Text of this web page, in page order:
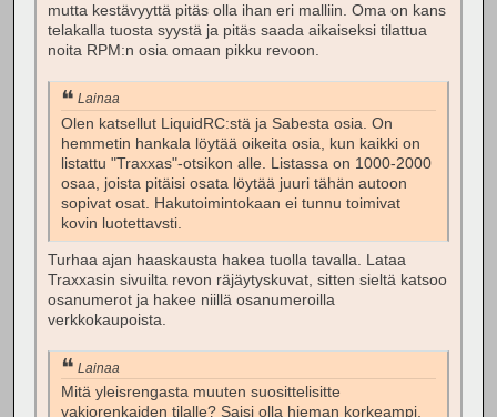
mutta kestävyyttä pitäs olla ihan eri malliin. Oma on kans
telakalla tuosta syystä ja pitäs saada aikaiseksi tilattua
noita RPM:n osia omaan pikku revoon.
Lainaa
Olen katsellut LiquidRC:stä ja Sabesta osia. On
hemmetin hankala löytää oikeita osia, kun kaikki on
listattu "Traxxas"-otsikon alle. Listassa on 1000-2000
osaa, joista pitäisi osata löytää juuri tähän autoon
sopivat osat. Hakutoimintokaan ei tunnu toimivat
kovin luotettavsti.
Turhaa ajan haaskausta hakea tuolla tavalla. Lataa
Traxxasin sivuilta revon räjäytyskuvat, sitten sieltä katsoo
osanumerot ja hakee niillä osanumeroilla
verkkokaupoista.
Lainaa
Mitä yleisrengasta muuten suosittelisitte
vakiorenkaiden tilalle? Saisi olla hieman korkeampi,